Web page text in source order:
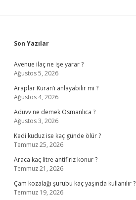
Sidebar
Son Yazılar
Avenue ilaç ne işe yarar ?
Ağustos 5, 2026
Araplar Kuran’ı anlayabilir mi ?
Ağustos 4, 2026
Aduvv ne demek Osmanlıca ?
Ağustos 3, 2026
Kedi kuduz ise kaç günde ölür ?
Temmuz 25, 2026
Araca kaç litre antifiriz konur ?
Temmuz 21, 2026
Çam kozalağı şurubu kaç yaşında kullanılır ?
Temmuz 19, 2026